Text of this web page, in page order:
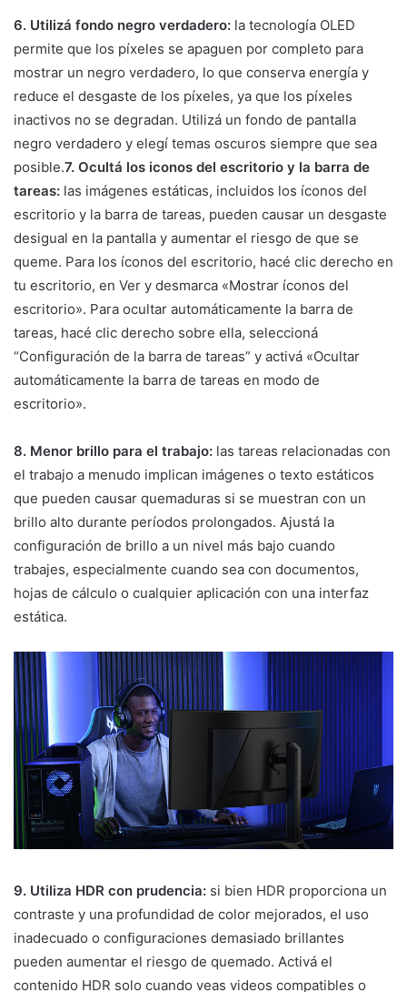
6. Utilizá fondo negro verdadero: la tecnología OLED
permite que los píxeles se apaguen por completo para
mostrar un negro verdadero, lo que conserva energía y
reduce el desgaste de los píxeles, ya que los píxeles
inactivos no se degradan. Utilizá un fondo de pantalla
negro verdadero y elegí temas oscuros siempre que sea
posible.7. Ocultá los iconos del escritorio y la barra de
tareas: las imágenes estáticas, incluidos los íconos del
escritorio y la barra de tareas, pueden causar un desgaste
desigual en la pantalla y aumentar el riesgo de que se
queme. Para los íconos del escritorio, hacé clic derecho en
tu escritorio, en Ver y desmarca «Mostrar íconos del
escritorio». Para ocultar automáticamente la barra de
tareas, hacé clic derecho sobre ella, seleccioná
“Configuración de la barra de tareas” y activá «Ocultar
automáticamente la barra de tareas en modo de
escritorio».
8. Menor brillo para el trabajo: las tareas relacionadas con
el trabajo a menudo implican imágenes o texto estáticos
que pueden causar quemaduras si se muestran con un
brillo alto durante períodos prolongados. Ajustá la
configuración de brillo a un nivel más bajo cuando
trabajes, especialmente cuando sea con documentos,
hojas de cálculo o cualquier aplicación con una interfaz
estática.
9. Utiliza HDR con prudencia: si bien HDR proporciona un
contraste y una profundidad de color mejorados, el uso
inadecuado o configuraciones demasiado brillantes
pueden aumentar el riesgo de quemado. Activá el
contenido HDR solo cuando veas videos compatibles o